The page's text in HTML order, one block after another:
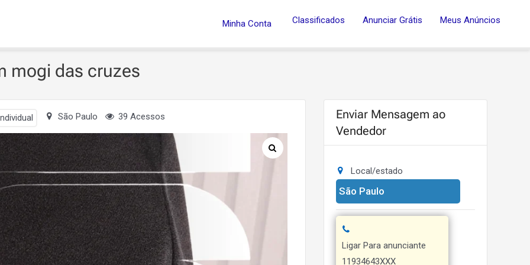
Minha Conta Classificados Anunciar Grátis Meus Anúncios
mogi das cruzes
São Paulo 39 Acessos
Enviar Mensagem ao
Vendedor
Local/estado
São Paulo
Ligar Para anunciante
11934643XXX